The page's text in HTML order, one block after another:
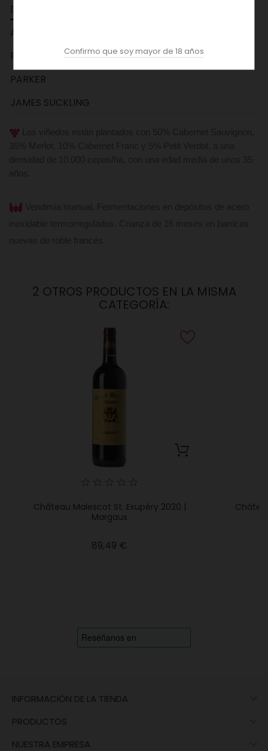
DESCRIPCION
ACOPAS AI
REVIEWS (0)
PARKER
JAMES SUCKLING
2 OTROS PRODUCTOS EN LA MISMA
CATEGORÍA:
Château Malescot St. Exupéry 2020 |
Margaux
89,49 €
Confirmo que soy mayor de 18 años
INFORMACIÓN DE LA TIENDA
PRODUCTOS
NUESTRA EMPRESA